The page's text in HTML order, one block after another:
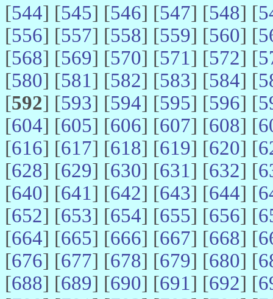
[544] [545] [546] [547] [548] [
[556] [557] [558] [559] [560] [
[568] [569] [570] [571] [572] [
[580] [581] [582] [583] [584] [
[592] [593] [594] [595] [596] [
[604] [605] [606] [607] [608] [
[616] [617] [618] [619] [620] [
[628] [629] [630] [631] [632] [
[640] [641] [642] [643] [644] [
[652] [653] [654] [655] [656] [
[664] [665] [666] [667] [668] [
[676] [677] [678] [679] [680] [
[688] [689] [690] [691] [692] [